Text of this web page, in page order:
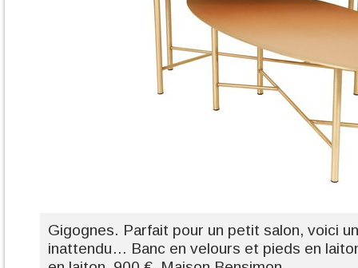
Gigognes. Parfait pour un petit salon, voici
inattendu… Banc en velours et pieds en